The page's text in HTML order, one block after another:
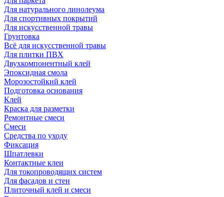
Для натурального линолеума
Для спортивных покрытий
Для искусственной травы
Грунтовка
Всё для искусственной травы
Для плитки ПВХ
Двухкомпонентный клей
Эпоксидная смола
Морозостойкий клей
Подготовка основания
Клей
Краска для разметки
Ремонтные смеси
Смеси
Средства по уходу
Фиксация
Шпатлевки
Контактные клеи
Для токопроводящих систем
Для фасадов и стен
Плиточный клей и смеси